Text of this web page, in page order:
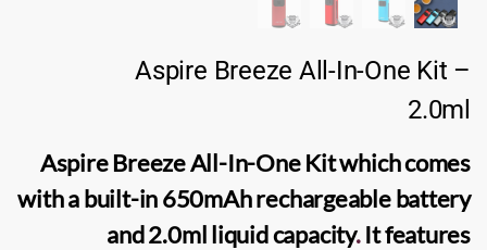
Aspire Breeze All-In-One Kit –
2.0ml
Aspire Breeze All-In-One Kitwhich comes
with a built-in 650mAh rechargeable battery
and 2.0ml liquid capacity.It features